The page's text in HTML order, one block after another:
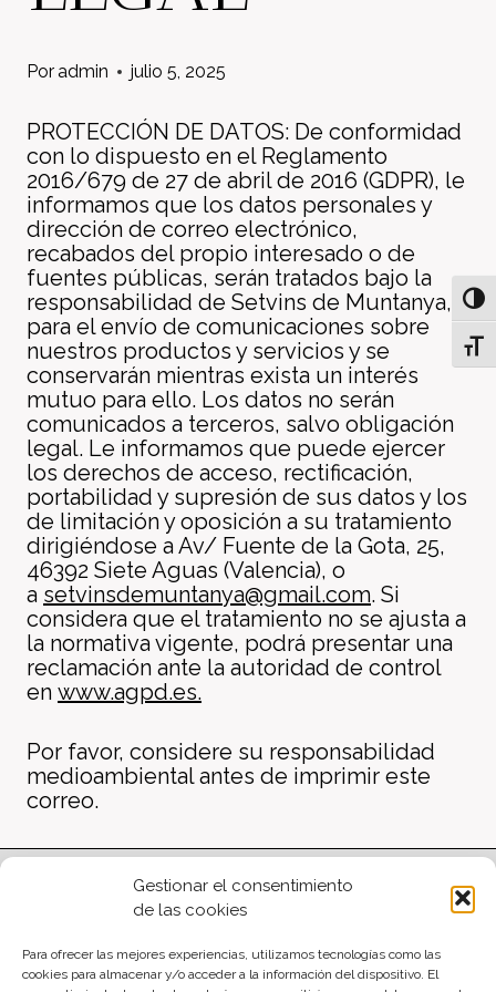
Gestionar el consentimiento
de las cookies
Para ofrecer las mejores experiencias, utilizamos tecnologías como las
cookies para almacenar y/o acceder a la información del dispositivo. El
Poradmin julio 5, 2025
PROTECCIÓN DE DATOS: De conformidad
con lo dispuesto en el Reglamento
2016/679 de 27 de abril de 2016 (GDPR), le
informamos que los datos personales y
dirección de correo electrónico,
recabados del propio interesado o de
fuentes públicas, serán tratados bajo la
responsabilidad de Setvins de Muntanya,
para el envío de comunicaciones sobre
nuestros productos y servicios y se
conservarán mientras exista un interés
mutuo para ello. Los datos no serán
comunicados a terceros, salvo obligación
legal. Le informamos que puede ejercer
los derechos de acceso, rectificación,
portabilidad y supresión de sus datos y los
de limitación y oposición a su tratamiento
dirigiéndose a Av/ Fuente de la Gota, 25,
46392 Siete Aguas (Valencia), o
a setvinsdemuntanya@gmail.com. Si
considera que el tratamiento no se ajusta a
la normativa vigente, podrá presentar una
reclamación ante la autoridad de control
en www.agpd.es.
Por favor, considere su responsabilidad
medioambiental antes de imprimir este
correo.
Financiado por la Union
Europea - NextGenerationEU